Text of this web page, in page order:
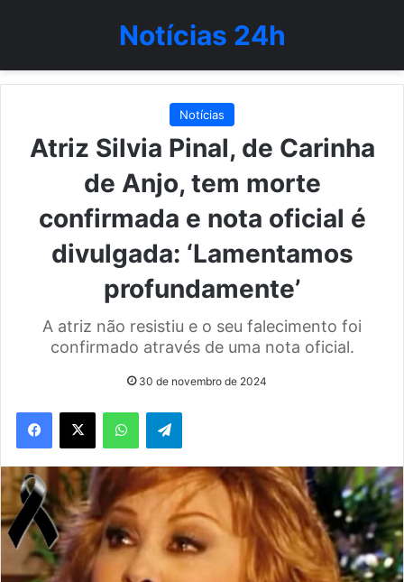
Notícias 24h
Notícias
Atriz Silvia Pinal, de Carinha
de Anjo, tem morte
confirmada e nota oficial é
divulgada: ‘Lamentamos
profundamente’
A atriz não resistiu e o seu falecimento foi
confirmado através de uma nota oficial.
30 de novembro de 2024
WhatsAppTelegram